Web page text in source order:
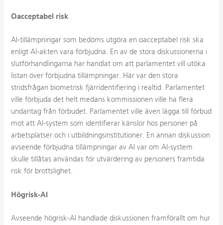
Oacceptabel risk
AI-tillämpningar som bedöms utgöra en oacceptabel risk ska
enligt AI-akten vara förbjudna. En av de stora diskussionerna i
slutförhandlingarna har handlat om att parlamentet vill utöka
listan över förbjudna tillämpningar. Här var den stora
stridsfrågan biometrisk fjärridentifiering i realtid. Parlamentet
ville förbjuda det helt medans kommissionen ville ha flera
undantag från förbudet. Parlamentet ville även lägga till förbud
mot att AI-system som identifierar känslor hos personer på
arbetsplatser och i utbildningsinstitutioner. En annan diskussion
avseende förbjudna tillämpningar av AI var om AI-system
skulle tillåtas användas för utvärdering av personers framtida
risk för brottslighet.
Högrisk-AI
Avseende högrisk-AI handlade diskussionen framförallt om hur